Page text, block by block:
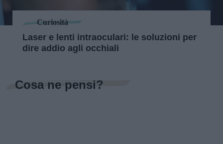
Curiosità
Laser e lenti intraoculari: le soluzioni per
dire addio agli occhiali
Cosa ne pensi?